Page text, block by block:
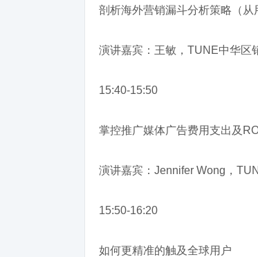
剖析海外营销漏斗分析策略（从
演讲嘉宾：王敏，TUNE中华区
15:40-15:50
掌控推广媒体广告费用支出及
演讲嘉宾：Jennifer Wong，
15:50-16:20
如何更精准的触及全球用户